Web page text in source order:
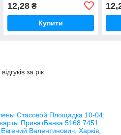
12,28₴
Купити
за рік
Стасовой Площадка 10-04;
ПриватБанка 5168 7451
Валентинович, Харків,